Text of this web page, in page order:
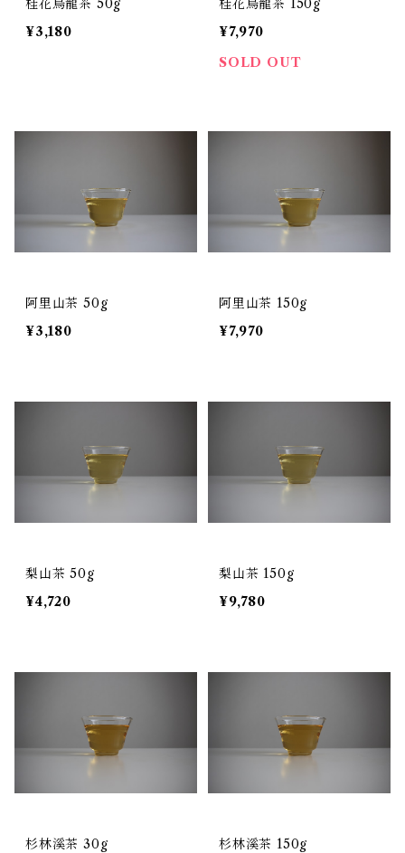
桂花烏龍茶 50g
¥3,180
桂花烏龍茶 150g
¥7,970
SOLD OUT
阿里山茶 50g
¥3,180
阿里山茶 150g
¥7,970
梨山茶 50g
¥4,720
梨山茶 150g
¥9,780
杉林溪茶 30g
杉林溪茶 150g